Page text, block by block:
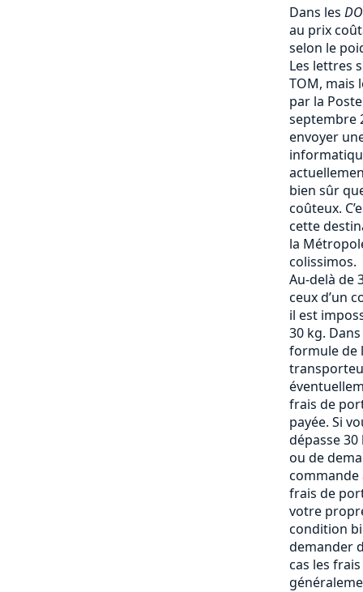
Dans les
au prix
selon le
Les lettres
TOM, mais
par la
septembre
envoyer
bien sûr
coûteux.
cette
la
colissimos.
Au-delà de
ceux d’un
il est
30 kg.
formule de
frais de
payée. Si
dépasse
ou de
commande
frais de
votre
condition
demander
cas les